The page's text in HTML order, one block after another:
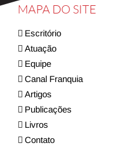
MAPA DO SITE
Escritório
Atuação
Equipe
Canal Franquia
Artigos
Publicações
Livros
Contato